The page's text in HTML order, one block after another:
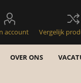
account Vergelijk
OVER ONS